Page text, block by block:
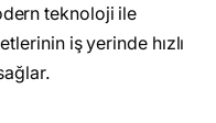
teknoloji ile
iş yerinde hızlı